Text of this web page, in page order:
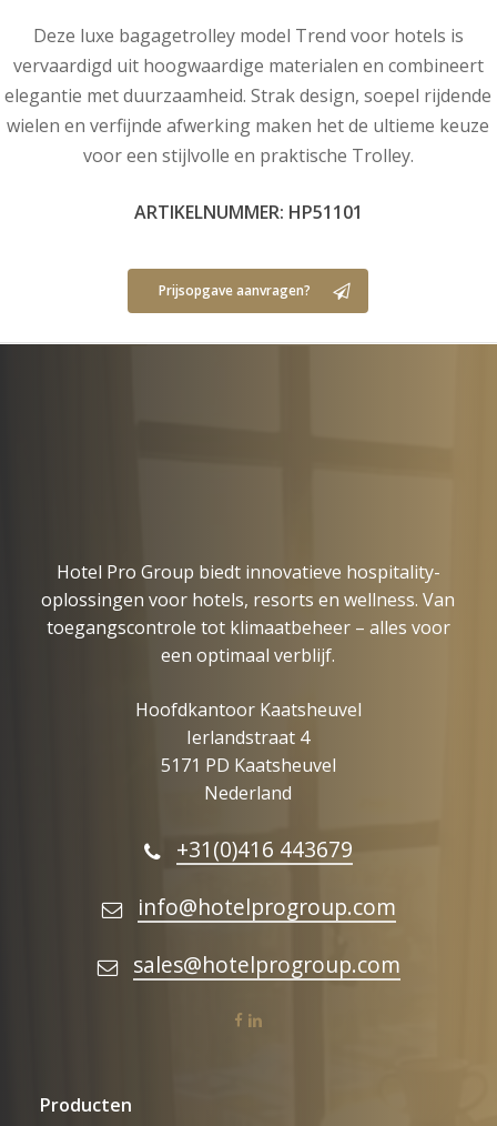
Deze luxe bagagetrolley model Trend voor hotels is
vervaardigd uit hoogwaardige materialen en combineert
elegantie met duurzaamheid. Strak design, soepel rijdende
wielen en verfijnde afwerking maken het de ultieme keuze
voor een stijlvolle en praktische Trolley.
ARTIKELNUMMER: HP51101
Prijsopgave aanvragen?
Hotel Pro Group biedt innovatieve hospitality-
oplossingen voor hotels, resorts en wellness. Van
toegangscontrole tot klimaatbeheer – alles voor
een optimaal verblijf.
Hoofdkantoor Kaatsheuvel
Ierlandstraat 4
5171 PD Kaatsheuvel
Nederland
+31(0)416 443679
info@hotelprogroup.com
sales@hotelprogroup.com
facebook
linkedin
Producten